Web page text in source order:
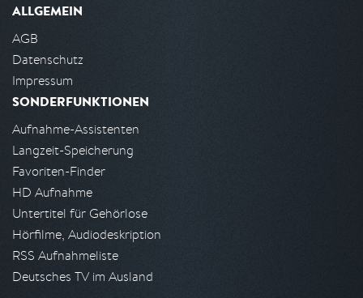
ALLGEMEIN
AGB
Datenschutz
Impressum
SONDERFUNKTIONEN
Aufnahme-Assistenten
Langzeit-Speicherung
Favoriten-Finder
HD Aufnahme
Untertitel für Gehörlose
Hörfilme, Audiodeskription
RSS Aufnahmeliste
Deutsches TV im Ausland